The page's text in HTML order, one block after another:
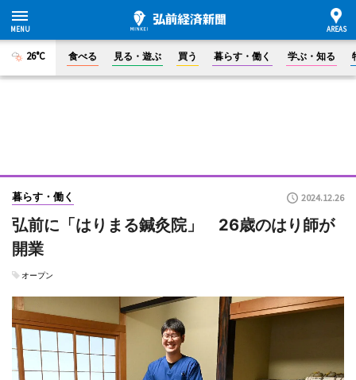
26°C 食べる 見る・遊ぶ 買う 暮らす・働く 学ぶ・知る
暮らす・働く 2024.12.26
弘前に「はりまる鍼灸院」 26歳のはり師が
開業
オープン